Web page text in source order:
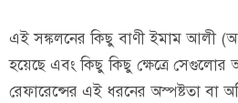
এই সঙ্কলনের কিছু বাণী ইমাম আলী
হয়েছে এবং কিছু কিছু ক্ষেত্রে
রেফারেন্সের এই ধরনের অস্পষ্টতা বা